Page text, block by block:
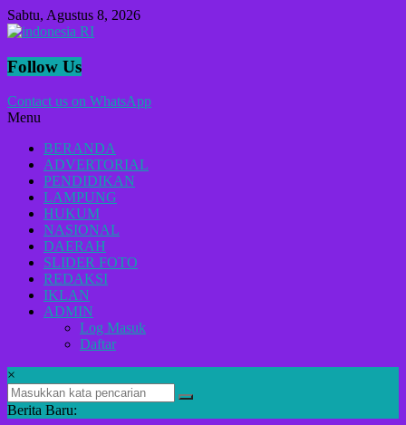
Lompat
ke
Sabtu, Agustus 8, 2026
indonesia
Lugas
Menyikap
Berita,Terpercaya
Dan
Tegas
Follow Us
Contact us on WhatsApp
Menu
BERANDA
ADVERTORIAL
PENDIDIKAN
LAMPUNG
HUKUM
NASIONAL
DAERAH
SLIDER FOTO
REDAKSI
IKLAN
ADMIN
Log Masuk
Daftar
×
Berita Baru: